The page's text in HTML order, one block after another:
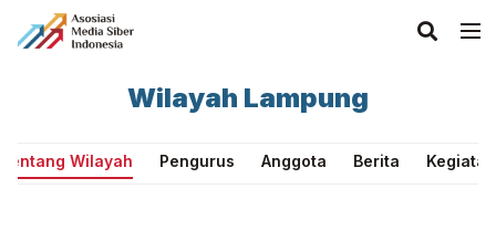
Wilayah Lampung
Tentang Wilayah Pengurus Anggota Berita Kegiatan